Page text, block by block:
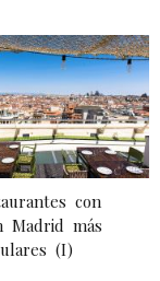
con
Madrid más
(I)